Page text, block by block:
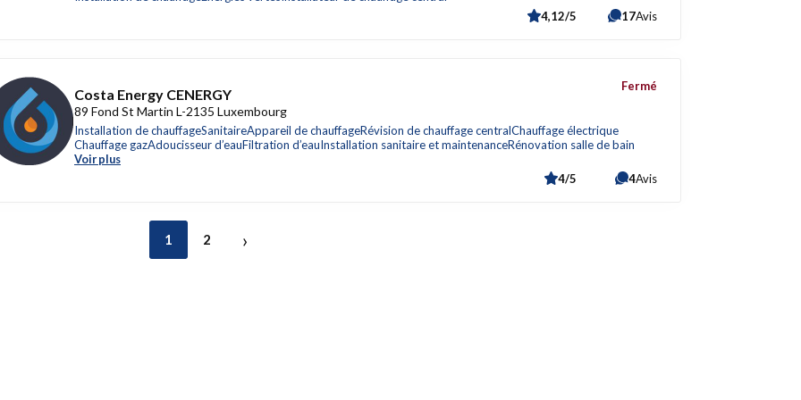
4,12/5 17Avis
Costa Energy CENERGY
89 Fond St Martin L-2135 Luxembourg
Installation de chauffageSanitaireAppareil de chauffageRévision de chauffage centralChauffage électrique
Chauffage gazAdoucisseur d’eauFiltration d’eauInstallation sanitaire et maintenanceRénovation salle de bain
Voir plus
Fermé
4/5 4Avis
1 2 ›